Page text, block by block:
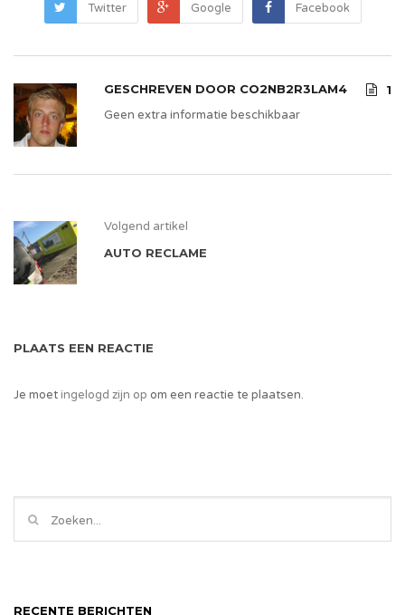
Twitter Google Facebook
GESCHREVEN DOOR CO2NB2R3LAM4
1
Geen extra informatie beschikbaar
Volgend artikel
AUTO RECLAME
PLAATS EEN REACTIE
Je moetingelogd zijn op om een reactie te plaatsen.
RECENTE BERICHTEN